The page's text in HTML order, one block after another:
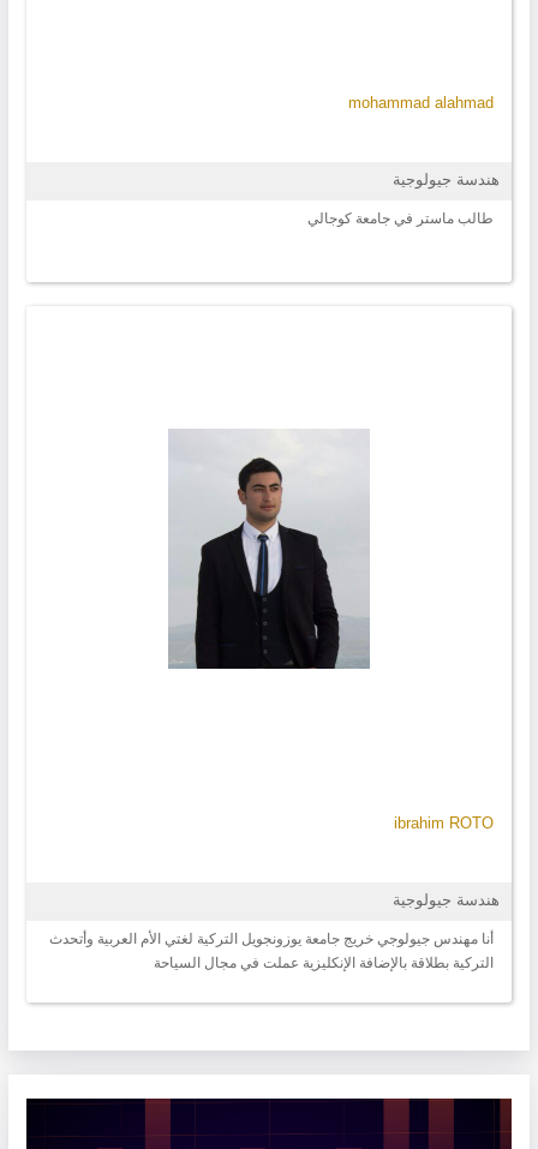
mohammad alahmad
هندسة جيولوجية
طالب ماستر في جامعة كوجالي
ibrahim ROTO
هندسة جيولوجية
أنا مهندس جيولوجي خريج جامعة يوزونجويل التركية لغتي الأم العربية وأتحدث
التركية بطلاقة بالإضافة الإنكليزية عملت في مجال السياحة